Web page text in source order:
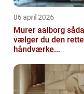
06 april 2026
Murer aalborg sådan
vælger du den rette
håndværke...